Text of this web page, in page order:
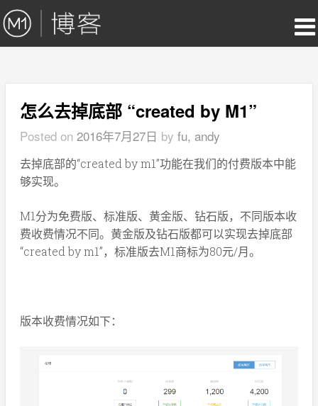
怎么去掉底部 “created by M1”
Posted on 2016年7月27日 by fu, andy
去掉底部的“created by m1”功能在我们的付费版本中能
够实现。
M1分为免费版、标准版、黄金版、钻石版，不同版本收
费收费情况不同。黄金版及钻石版都可以实现去掉底部
“created by m1”，标准版去M1商标为80元/月。
版本收费情况如下：